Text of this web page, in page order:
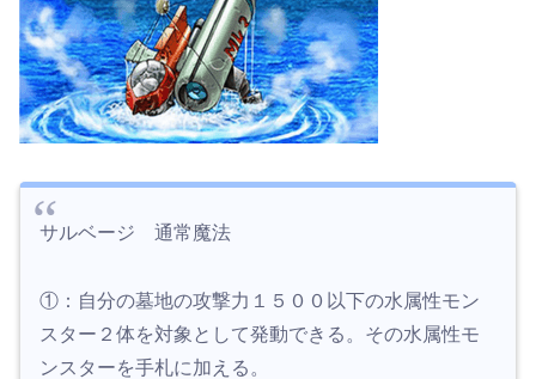
サルベージ 通常魔法
①：自分の墓地の攻撃力１５００以下の水属性モン
スター２体を対象として発動できる。その水属性モ
ンスターを手札に加える。